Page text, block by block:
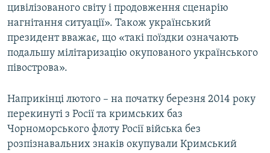
цивілізованого світу і продовження сценарію
нагнітання ситуації». Також український
президент вважає, що «такі поїздки означають
подальшу мілітаризацію окупованого українського
півострова».
Наприкінці лютого – на початку березня 2014 року
перекинуті з Росії та кримських баз
Чорноморського флоту Росії війська без
розпізнавальних знаків окупували Кримський